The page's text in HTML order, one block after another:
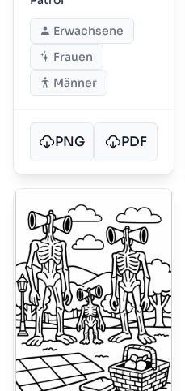
Erwachsene
Frauen
Männer
PNG PDF